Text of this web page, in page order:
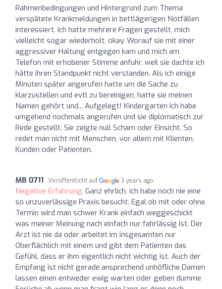
Rahmenbedingungen und Hintergrund zum Thema
verspätete Krankmeldungen in bettlägerigen Notfällen
interessiert. Ich hatte mehrere Fragen gestellt, mich
vielleicht sogar wiederholt, okay. Worauf sie mit einer
aggressiver Haltung entgegen kam und mich am
Telefon mit erhobener Stimme anfuhr, weil sie dachte ich
hätte ihren Standpunkt nicht verstanden. Als ich einige
Minuten später angerufen hatte um die Sache zu
klarzustellen und evtl zu bereinigen, hatte sie meinen
Namen gehört und... Aufgelegt! Kindergarten Ich habe
umgehend nochmals angerufen und sie diplomatisch zur
Rede gestellt. Sie zeigte null Scham oder Einsicht. So
redet man nicht mit Menschen, vor allem mit Klienten,
Kunden oder Patienten.
MB 0711 Veröffentlicht auf 3 years ago
Negative Erfahrung: Ganz ehrlich, ich habe noch nie eine
so unzuverlässige Praxis besucht. Egal ob mit oder ohne
Termin wird man schwer Krank einfach weggeschickt
was meiner Meinung nach einfach nur fahrlässig ist. Der
Arzt ist nie da oder arbeitet im insgesamten nur
Oberflächlich mit einem und gibt dem Patienten das
Gefühl, dass er ihm eigentlich nicht wichtig ist. Auch der
Empfang ist nicht gerade ansprechend unhöfliche Damen
lassen einen entweder ewig warten oder geben dumme